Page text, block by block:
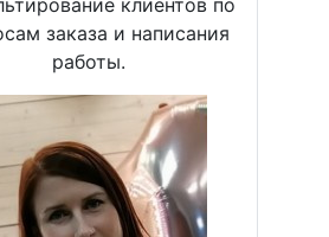
клиентов по
заказа и написания
работы.